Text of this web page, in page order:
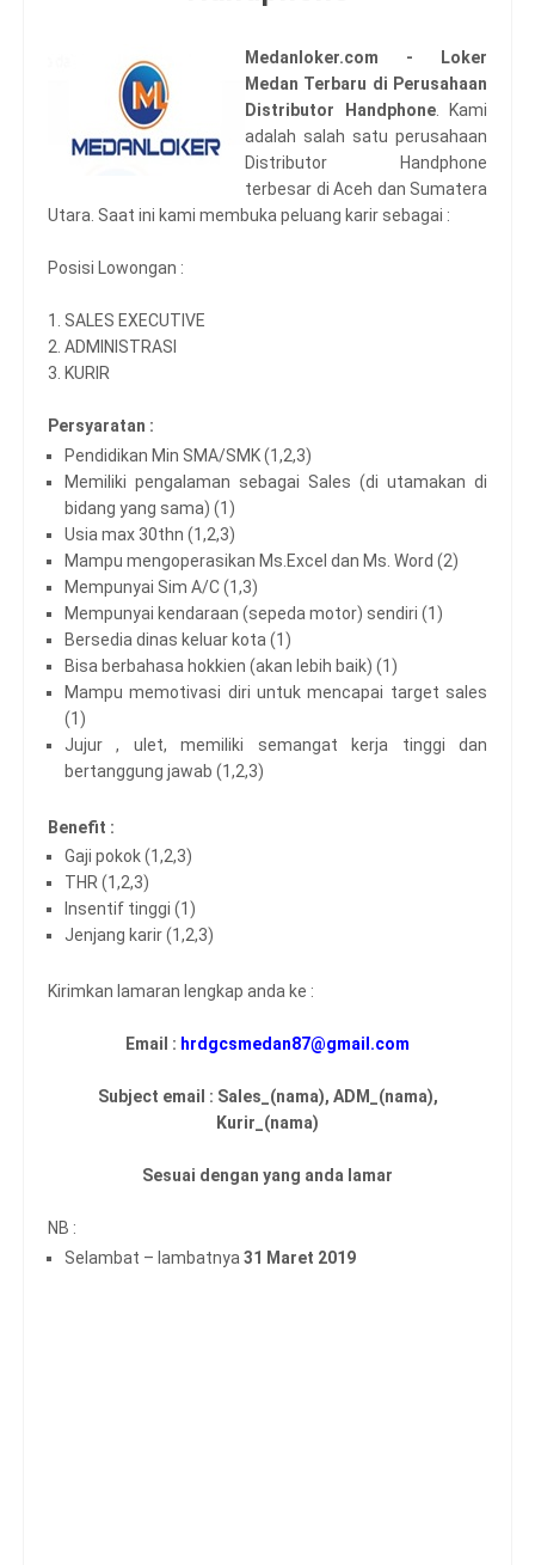
Medanloker.com - Loker
Medan Terbaru di Perusahaan
Distributor Handphone. Kami
adalah salah satu perusahaan
Distributor Handphone
terbesar di Aceh dan Sumatera
Utara. Saat ini kami membuka peluang karir sebagai :
Posisi Lowongan :
1. SALES EXECUTIVE
2. ADMINISTRASI
3. KURIR
Persyaratan :
Pendidikan Min SMA/SMK (1,2,3)
Memiliki pengalaman sebagai Sales (di utamakan di
bidang yang sama) (1)
Usia max 30thn (1,2,3)
Mampu mengoperasikan Ms.Excel dan Ms. Word (2)
Mempunyai Sim A/C (1,3)
Mempunyai kendaraan (sepeda motor) sendiri (1)
Bersedia dinas keluar kota (1)
Bisa berbahasa hokkien (akan lebih baik) (1)
Mampu memotivasi diri untuk mencapai target sales
(1)
Jujur , ulet, memiliki semangat kerja tinggi dan
bertanggung jawab (1,2,3)
Benefit :
Gaji pokok (1,2,3)
THR (1,2,3)
Insentif tinggi (1)
Jenjang karir (1,2,3)
Kirimkan lamaran lengkap anda ke :
Email : hrdgcsmedan87@gmail.com
Subject email : Sales_(nama), ADM_(nama),
Kurir_(nama)
Sesuai dengan yang anda lamar
NB :
Selambat – lambatnya 31 Maret 2019